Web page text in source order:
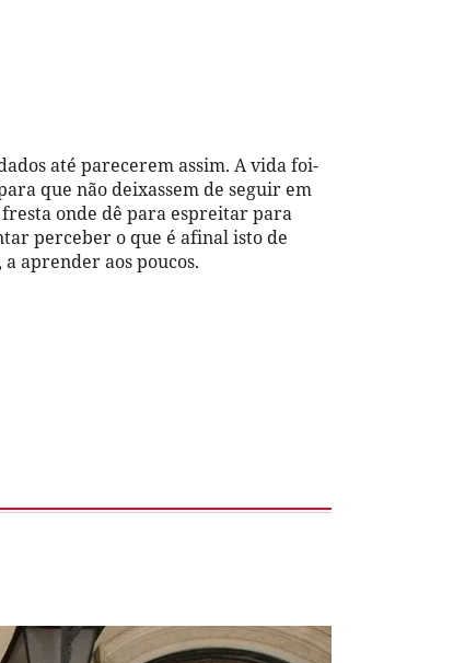
até parecerem assim. A vida foi-
que não deixassem de seguir em
onde dê para espreitar para
perceber o que é afinal isto de
aprender aos poucos.